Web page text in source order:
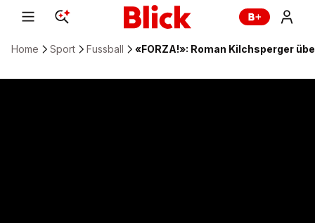
Home Sport Fussball «FORZA!»: Roman Kilchsperger